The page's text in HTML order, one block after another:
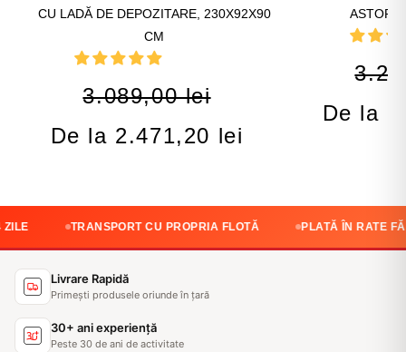
CU LADĂ DE DEPOZITARE, 230X92X90
CM
3.089,00 lei
De la 2.471,20 lei
De la
TRANSPORT CU PROPRIA FLOTĂ PLATĂ ÎN RATE FĂRĂ
Livrare Rapidă
Primești produsele oriunde în țară
30+ ani experiență
Peste 30 de ani de activitate